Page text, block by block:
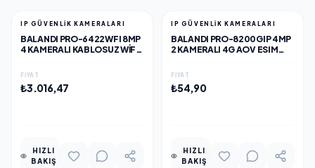
IP GÜVENLİK KAMERALARI
BALANDI PRO-6422WFI 8MP
4 KAMERALI KABLOSUZ WIFI
FIYAT
₺3.016,47
HIZLI
BAKIŞ
IP GÜVENLİK KAMERALARI
BALANDI PRO-8200GIP 4MP
2 KAMERALI 4G AOV ESIM
YAZILIM
FIYAT
₺54,90
HIZLI
BAKIŞ